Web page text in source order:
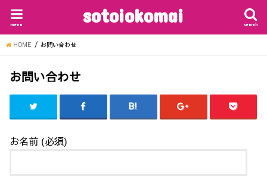
sotoiokomai search
menu
HOME お問い合わせ
お問い合わせ
お名前 (必須)